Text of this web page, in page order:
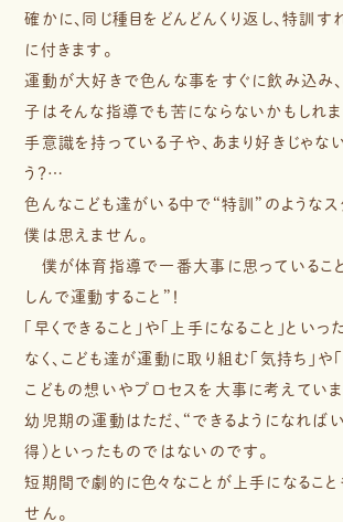
確かに、同じ種目をどんどんくり返し、特訓
に付きます。
運動が大好きで色んな事をすぐに飲み込み、
子はそんな指導でも苦にならないかもしれ
手意識を持っている子や、あまり好きじゃな
う？…
色んなこども達がいる中で“特訓”のような
僕は思えません。
僕が体育指導で一番大事に思っているこ
しんで運動すること”！
「早くできること」や「上手になること」とい
なく、こども達が運動に取り組む「気持ち」や「
こどもの想いやプロセスを大事に考えていま
幼児期の運動はただ、“できるようになれば
得）といったものではないのです。
短期間で劇的に色々なことが上手になること
せん。